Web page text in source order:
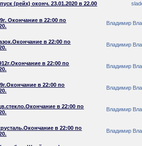
(рейх) оконч. 23.01.2020 в 22.00
Окончание в 22:00 по
Владимир
в 22:00 по
Владимир
в 22:00 по
Владимир
в 22:00 по
Владимир
в 22:00 по
Владимир
в 22:00 по
Владимир